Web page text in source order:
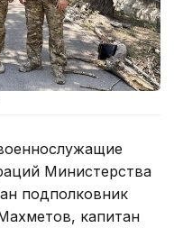
Министерства
подполковник
капитан